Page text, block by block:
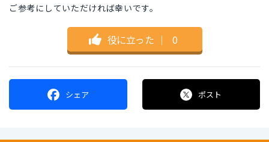
ご参考にしていただければ幸いです。
役に立った ｜ 0
シェア ポスト